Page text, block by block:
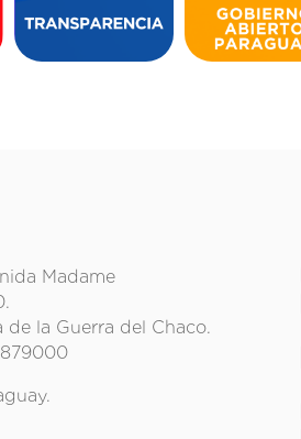
Madame
de la Guerra del Chaco.